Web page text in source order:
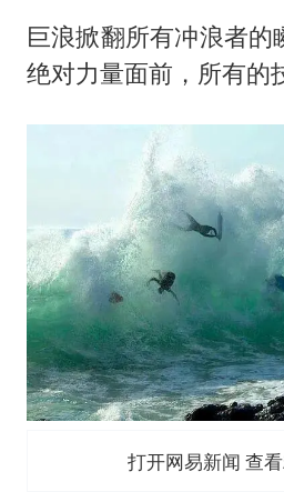
巨浪掀翻所有冲浪者的
绝对力量面前，所有的
打开网易新闻 查